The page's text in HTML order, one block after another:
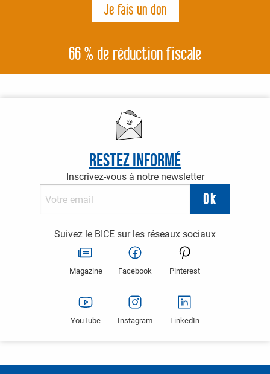
66 % de réduction fiscale
Restez informé
Inscrivez-vous à notre newsletter
Suivez le BICE sur les réseaux sociaux
Magazine Facebook Pinterest
YouTube Instagram LinkedIn